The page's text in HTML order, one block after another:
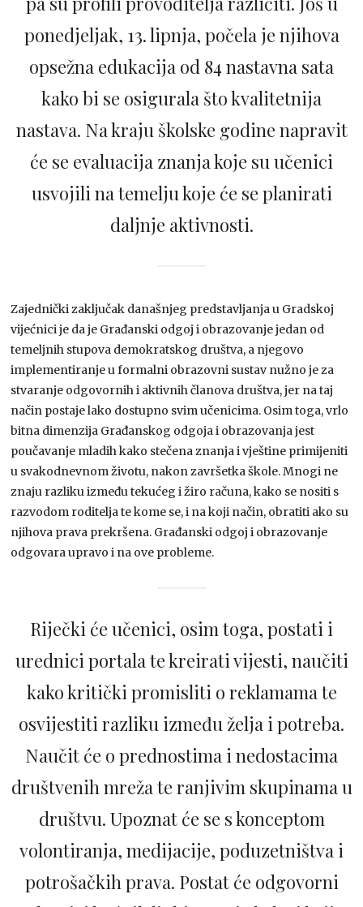
ponedjeljak, 13. lipnja, počela je njihova
opsežna edukacija od 84 nastavna sata
kako bi se osigurala što kvalitetnija
nastava. Na kraju školske godine napravit
će se evaluacija znanja koje su učenici
usvojili na temelju koje će se planirati
daljnje aktivnosti.
Zajednički zaključak današnjeg predstavljanja u Gradskoj
vijećnici je da je Građanski odgoj i obrazovanje jedan od
temeljnih stupova demokratskog društva, a njegovo
implementiranje u formalni obrazovni sustav nužno je za
stvaranje odgovornih i aktivnih članova društva, jer na taj
način postaje lako dostupno svim učenicima. Osim toga, vrlo
bitna dimenzija Građanskog odgoja i obrazovanja jest
poučavanje mladih kako stečena znanja i vještine primijeniti
u svakodnevnom životu, nakon završetka škole. Mnogi ne
znaju razliku između tekućeg i žiro računa, kako se nositi s
razvodom roditelja te kome se, i na koji način, obratiti ako su
njihova prava prekršena. Građanski odgoj i obrazovanje
odgovara upravo i na ove probleme.
Riječki će učenici, osim toga, postati i
urednici portala te kreirati vijesti, naučiti
kako kritički promisliti o reklamama te
osvijestiti razliku između želja i potreba.
Naučit će o prednostima i nedostacima
društvenih mreža te ranjivim skupinama u
društvu. Upoznat će se s konceptom
volontiranja, medijacije, poduzetništva i
potrošačkih prava. Postat će odgovorni